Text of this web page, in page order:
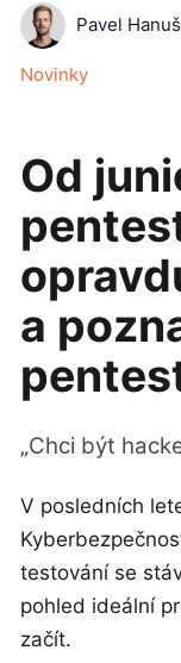
Pavel Hanuš
Novinky
Od
a
„Chci být
V posledních
testování se
pohled ideální
začít.